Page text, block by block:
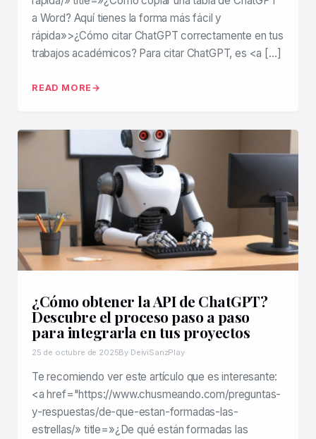
a Word? Aquí tienes la forma más fácil y
rápida»>¿Cómo citar ChatGPT correctamente en tus
trabajos académicos? Para citar ChatGPT, es <a […]
READ MORE
¿Cómo obtener la API de ChatGPT?
Descubre el proceso paso a paso
para integrarla en tus proyectos
25 de octubre de 2025By DeiviSanzPlay
Te recomiendo ver este artículo que es interesante:
<a href="https://www.chusmeando.com/preguntas-
y-respuestas/de-que-estan-formadas-las-
estrellas/» title=»¿De qué están formadas las